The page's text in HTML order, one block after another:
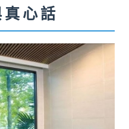
心話